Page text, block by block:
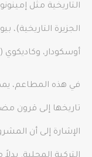
التاريخية مثل
الجزيرة
أوسكودار، وكاديكوي
في هذه المطاعم،
تاريخها إلى قرون
الإشارة إلى أن